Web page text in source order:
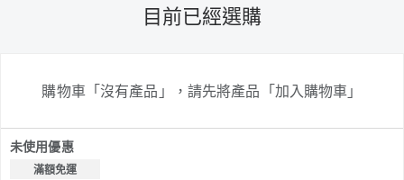
目前已經選購
購物車「沒有產品」，請先將產品「加入購物車」
未使用優惠
滿額免運